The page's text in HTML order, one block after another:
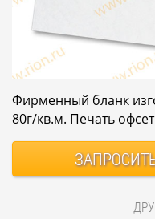
Фирменный бланк
80г/кв.м. Печать